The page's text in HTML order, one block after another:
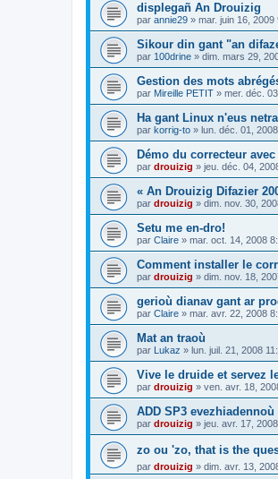
displegañ An Drouizig
par annie29 » mar. juin 16, 2009
Sikour din gant "an
par 100drine » dim. mars 29,
Gestion des mots
par Mireille PETIT » mer. déc.
Ha gant Linux n'eus
par korrig-to » lun. déc. 01,
Démo du correcteur
par drouizig » jeu. déc. 04,
« An Drouizig Difazier
par drouizig » dim. nov. 30,
Setu me en-dro!
par Claire » mar. oct. 14, 2008
Comment installer le
par drouizig » dim. nov. 18,
gerioù dianav gant ar
par Claire » mar. avr. 22, 2008
Mat an traoù
par Lukaz » lun. juil. 21, 2008
Vive le druide et servez
par drouizig » ven. avr. 18,
ADD SP3 evezhiadennoù
par drouizig » jeu. avr. 17,
zo ou 'zo, that is the
par drouizig » dim. avr. 13,